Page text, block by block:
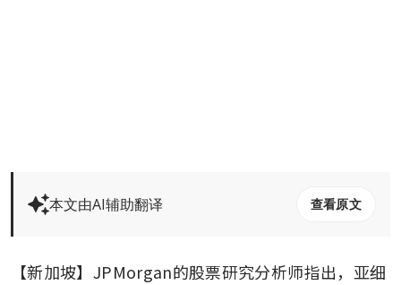
本文由AI辅助翻译 查看原文
【新加坡】JPMorgan的股票研究分析师指出，亚细